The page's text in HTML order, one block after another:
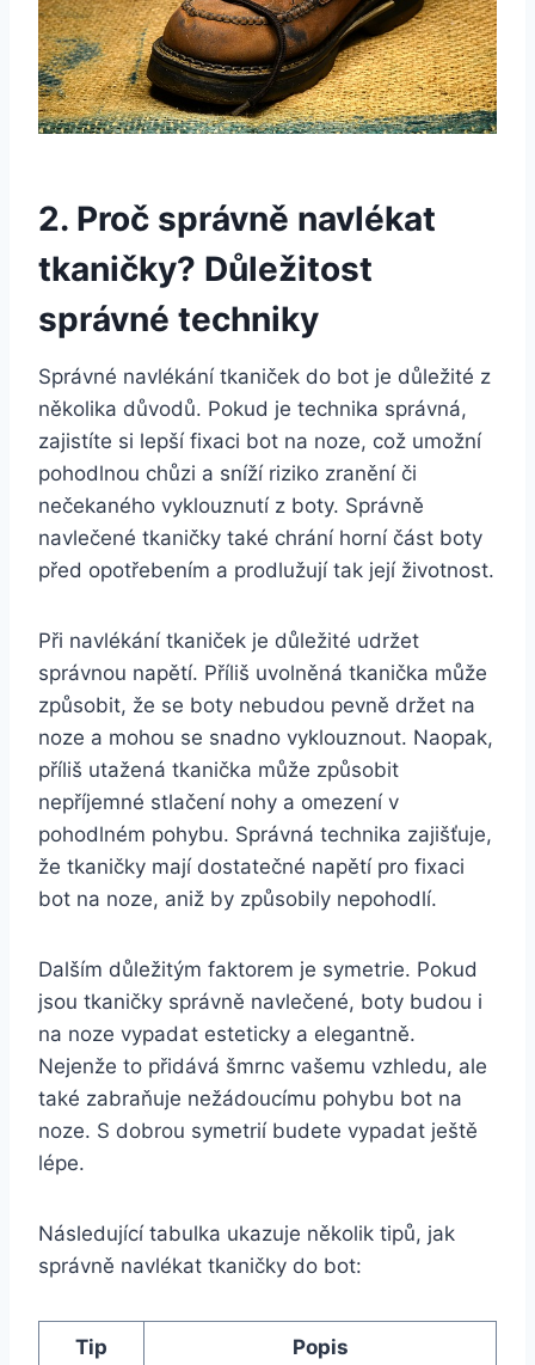
2. Proč ​správně navlékat
tkaničky? Důležitost
‌správné techniky
Správné navlékání tkaniček do bot je důležité z
několika důvodů. Pokud je technika správná,
zajistíte si lepší fixaci‍ bot na noze,‍ což umožní‌
pohodlnou chůzi a sníží riziko zranění či
nečekaného vyklouznutí z boty. Správně
navlečené tkaničky⁤ také chrání horní část boty
před opotřebením⁤ a prodlužují tak ‍její‍ životnost.
Při navlékání tkaniček je důležité ⁤udržet
správnou⁢ napětí. ⁣Příliš uvolněná tkanička ⁣může
způsobit, že se⁤ boty nebudou pevně držet na
noze a mohou ‍se snadno vyklouznout. Naopak,
​příliš ⁢utažená tkanička může způsobit
nepříjemné stlačení nohy a omezení v
‌pohodlném pohybu.⁣ Správná ​technika zajišťuje,
že tkaničky mají dostatečné napětí pro fixaci
‍bot na noze, aniž by způsobily nepohodlí.
Dalším důležitým faktorem‌ je symetrie. Pokud
‍jsou‌ tkaničky správně navlečené, boty budou i
na noze ⁣vypadat esteticky a elegantně.
Nejenže to‌ přidává šmrnc ⁣vašemu ​vzhledu, ‌ale
‍také zabraňuje nežádoucímu pohybu ​bot na
‌noze. S dobrou symetrií budete vypadat⁣ ještě
lépe.
Následující tabulka ukazuje několik tipů,⁣ jak
správně navlékat tkaničky ⁤do⁢ bot:
Tip Popis